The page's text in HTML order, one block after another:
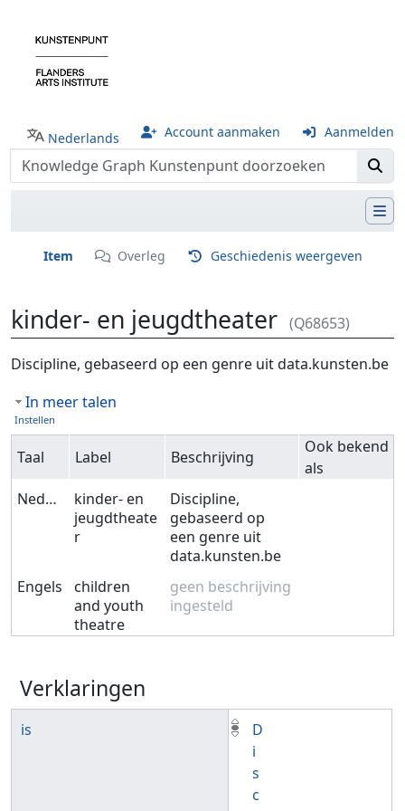
Nederlands Account aanmaken Aanmelden
Item Overleg Geschiedenis weergeven
kinder- en jeugdtheater (Q68653)
Ga naar:navigatie,zoeken
Discipline, gebaseerd op een genre uit data.kunsten.be
In meer talen
Instellen
Taal Label Beschrijving
Ook bekend
als
Nederlands
kinder- en
jeugdtheate
r
Discipline,
gebaseerd op
een genre uit
data.kunsten.be
Engels
children
and youth
theatre
geen beschrijving
ingesteld
Verklaringen
is
D
i
s
c